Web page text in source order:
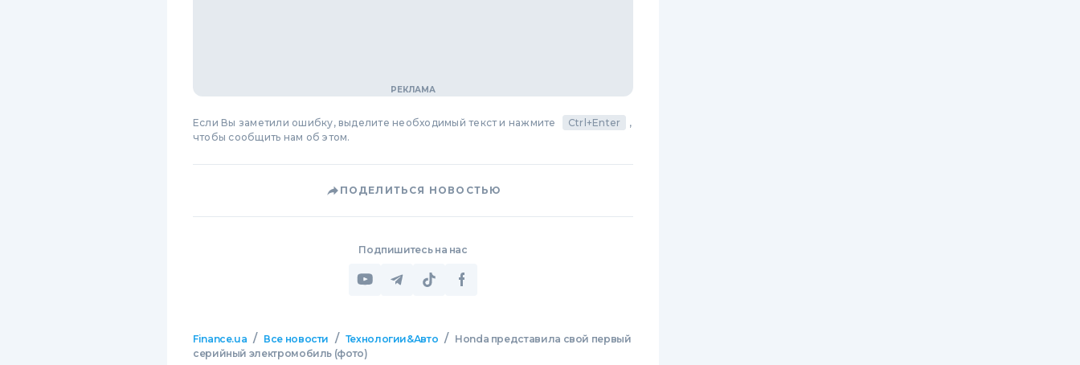
Если Вы заметили ошибку, выделите необходимый текст и нажмите Ctrl+Enter
,
чтобы сообщить нам об этом.
ПОДЕЛИТЬСЯ НОВОСТЬЮ
Подпишитесь на нас
Finance.ua / Все новости / Технологии&Авто /
Honda представила свой первый
серийный электромобиль (фото)